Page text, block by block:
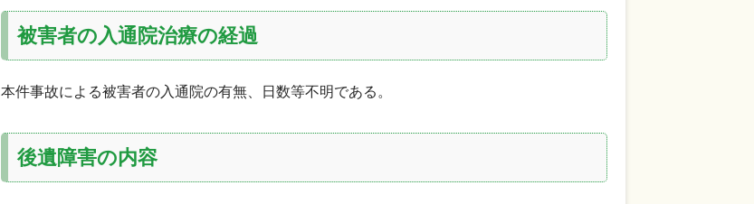
被害者の入通院治療の経過
本件事故による被害者の入通院の有無、日数等不明である。
後遺障害の内容